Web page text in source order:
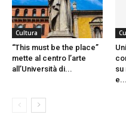
Cultura
“This must be the place”
mette al centro l’arte
all’Università di...
su
e...